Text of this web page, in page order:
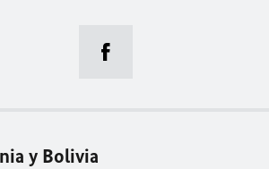
y Bolivia